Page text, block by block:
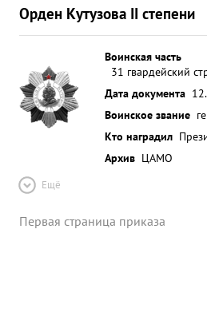
Орден Кутузова II степени
Воинская часть
31 гвардейский
Дата документа
Воинское звание
Кто наградил
Архив ЦАМО
Ещё
Первая страница приказа